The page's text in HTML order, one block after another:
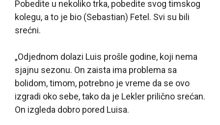
Pobedite u nekoliko trka, pobedite svog timskog
kolegu, a to je bio (Sebastian) Fetel. Svi su bili
srećni.
„Odjednom dolazi Luis prošle godine, koji nema
sjajnu sezonu. On zaista ima problema sa
bolidom, timom, potrebno je vreme da se ovo
izgradi oko sebe, tako da je Lekler prilično srećan.
On izgleda dobro pored Luisa.